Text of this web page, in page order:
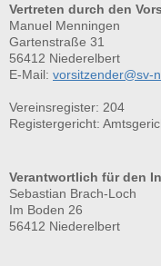
Vertreten durch den
Manuel Menningen
Gartenstraße 31
56412 Niederelbert
E-Mail: vorsitzender@sv-
Vereinsregister: 204
Registergericht:
Verantwortlich für den
Sebastian Brach-Loch
Im Boden 26
56412 Niederelbert